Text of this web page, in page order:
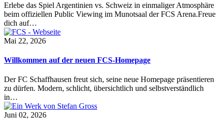
Erlebe das Spiel Argentinien vs. Schweiz in einmaliger Atmosphäre
beim offiziellen Public Viewing im Munotsaal der FCS Arena.Freue
dich auf…
Mai 22, 2026
Willkommen auf der neuen FCS-Homepage
Der FC Schaffhausen freut sich, seine neue Homepage präsentieren
zu dürfen. Modern, schlicht, übersichtlich und selbstverständlich
in…
Juni 02, 2026